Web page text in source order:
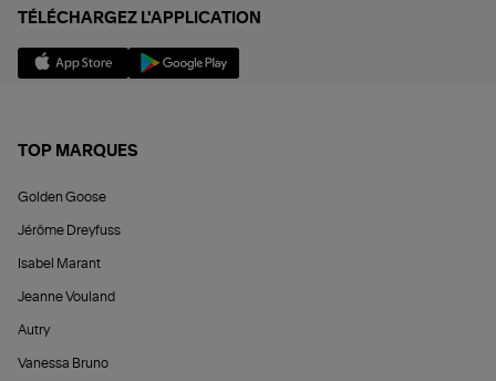
TÉLÉCHARGEZ L'APPLICATION
TOP MARQUES
Golden Goose
Jérôme Dreyfuss
Isabel Marant
Jeanne Vouland
Autry
Vanessa Bruno